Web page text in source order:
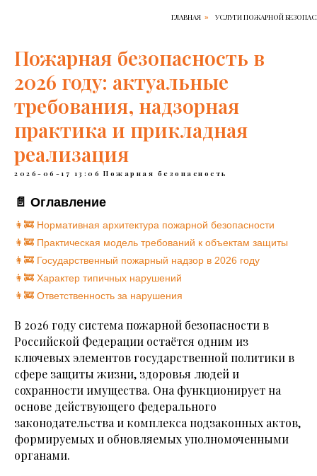
ГЛАВНАЯ » УСЛУГИ ПОЖАРНОЙ
Пожарная безопасность в
2026 году: актуальные
требования, надзорная
практика и прикладная
реализация
2026-06-17 13:06 Пожарная безопасность
📄 Оглавление
👩‍🚒️ Нормативная архитектура пожарной безопасности
👩‍🚒️ Практическая модель требований к объектам защиты
👩‍🚒️ Государственный пожарный надзор в 2026 году
👩‍🚒️ Характер типичных нарушений
👩‍🚒️ Ответственность за нарушения
В 2026 году система пожарной безопасности в
Российской Федерации остаётся одним из
ключевых элементов государственной политики в
сфере защиты жизни, здоровья людей и
сохранности имущества. Она функционирует на
основе действующего федерального
законодательства и комплекса подзаконных актов,
формируемых и обновляемых уполномоченными
органами.